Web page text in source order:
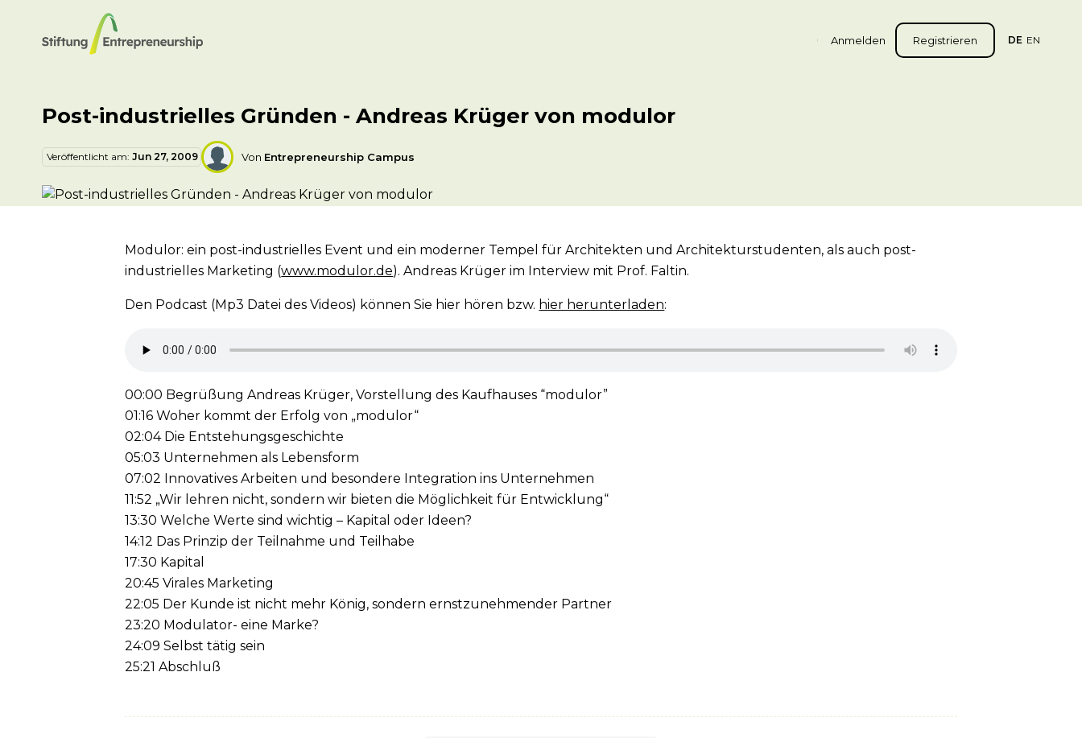
Anmelden Registrieren DE EN
Post-industrielles Gründen - Andreas Krüger von modulor
Veröffentlicht am: Jun 27, 2009 Von Entrepreneurship Campus
Modulor: ein post-industrielles Event und ein moderner Tempel für Architekten und Architekturstudenten, als auch post-
industrielles Marketing (www.modulor.de). Andreas Krüger im Interview mit Prof. Faltin.
Den Podcast (Mp3 Datei des Videos) können Sie hier hören bzw. hier herunterladen:
00:00 Begrüßung Andreas Krüger, Vorstellung des Kaufhauses “modulor”
01:16 Woher kommt der Erfolg von „modulor“
02:04 Die Entstehungsgeschichte
05:03 Unternehmen als Lebensform
07:02 Innovatives Arbeiten und besondere Integration ins Unternehmen
11:52 „Wir lehren nicht, sondern wir bieten die Möglichkeit für Entwicklung“
13:30 Welche Werte sind wichtig – Kapital oder Ideen?
14:12 Das Prinzip der Teilnahme und Teilhabe
17:30 Kapital
20:45 Virales Marketing
22:05 Der Kunde ist nicht mehr König, sondern ernstzunehmender Partner
23:20 Modulator- eine Marke?
24:09 Selbst tätig sein
25:21 Abschluß